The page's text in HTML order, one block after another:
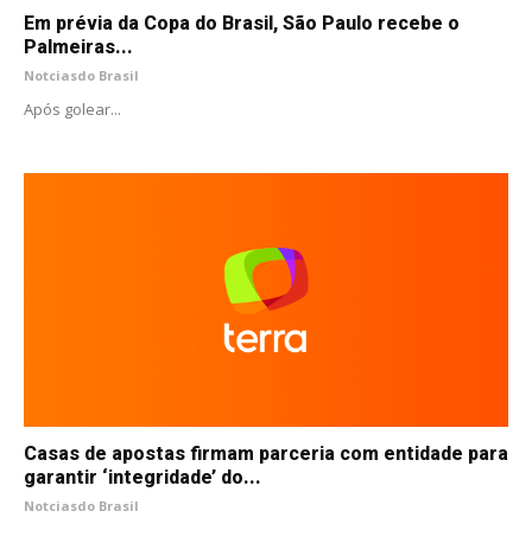
Em prévia da Copa do Brasil, São Paulo recebe o
Palmeiras...
Notciasdo Brasil
Após golear...
Casas de apostas firmam parceria com entidade para
garantir ‘integridade’ do...
Notciasdo Brasil